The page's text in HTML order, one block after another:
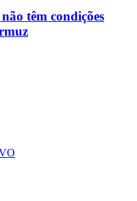
têm condições